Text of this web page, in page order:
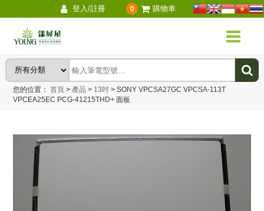
登入/註冊 0 購物車
您的位置：首頁 > 產品 > 13吋 > SONY VPCSA27GC VPCSA-113T
VPCEA25EC PCG-41215THD+ 面板